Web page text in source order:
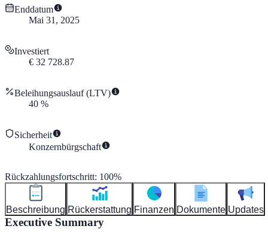
Enddatum
Mai 31, 2025
Investiert
€ 32 728.87
Beleihungsauslauf (LTV)
40 %
Sicherheit
Konzernbürgschaft
Rückzahlungsfortschritt: 100%
Beschreibung Rückerstattung Finanzen Dokumente Updates
Executive Summary